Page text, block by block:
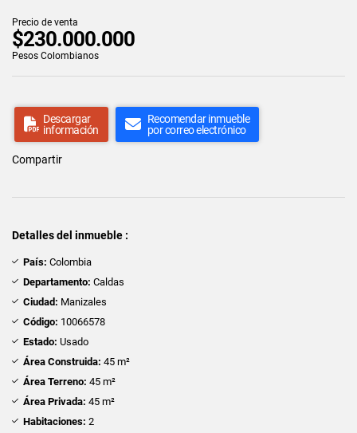
Precio de venta
$230.000.000
Pesos Colombianos
Descargar
información
Recomendar inmueble
por correo electrónico
Compartir
Detalles del inmueble :
País: Colombia
Departamento: Caldas
Ciudad: Manizales
Código: 10066578
Estado: Usado
Área Construida: 45 m²
Área Terreno: 45 m²
Área Privada: 45 m²
Habitaciones: 2